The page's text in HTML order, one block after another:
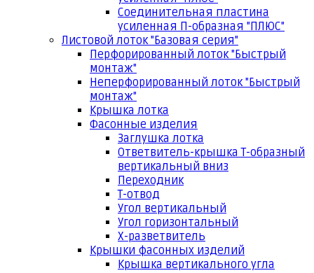
Соединительная пластина
усиленная П-образная "ПЛЮС"
Листовой лоток "Базовая серия"
Перфорированный лоток "Быстрый
монтаж"
Неперфорированный лоток "Быстрый
монтаж"
Крышка лотка
Фасонные изделия
Заглушка лотка
Ответвитель-крышка Т-образный
вертикальный вниз
Переходник
Т-отвод
Угол вертикальный
Угол горизонтальный
Х-разветвитель
Крышки фасонных изделий
Крышка вертикального угла